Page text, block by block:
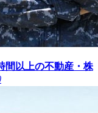
間以上の不動産・株